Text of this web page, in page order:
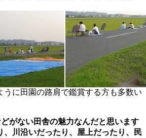
うに田園の路肩で鑑賞する方も多数い
がない田舎の魅力なんだと思います
、川沿いだったり、屋上だったり、民